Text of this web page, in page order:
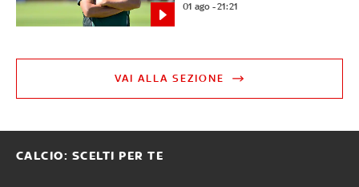
01 ago - 21:21
VAI ALLA SEZIONE
CALCIO: SCELTI PER TE